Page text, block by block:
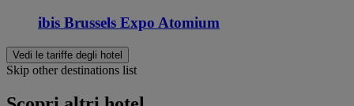
ibis Brussels Expo Atomium
Vedi le tariffe degli hotel
Skip other destinations list